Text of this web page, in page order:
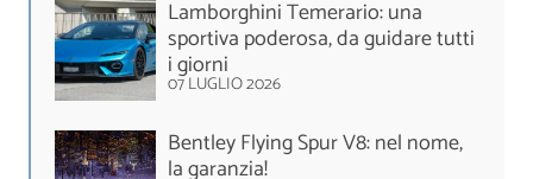
Lamborghini Temerario: una
sportiva poderosa, da guidare tutti
i giorni
07 LUGLIO 2026
Bentley Flying Spur V8: nel nome,
la garanzia!